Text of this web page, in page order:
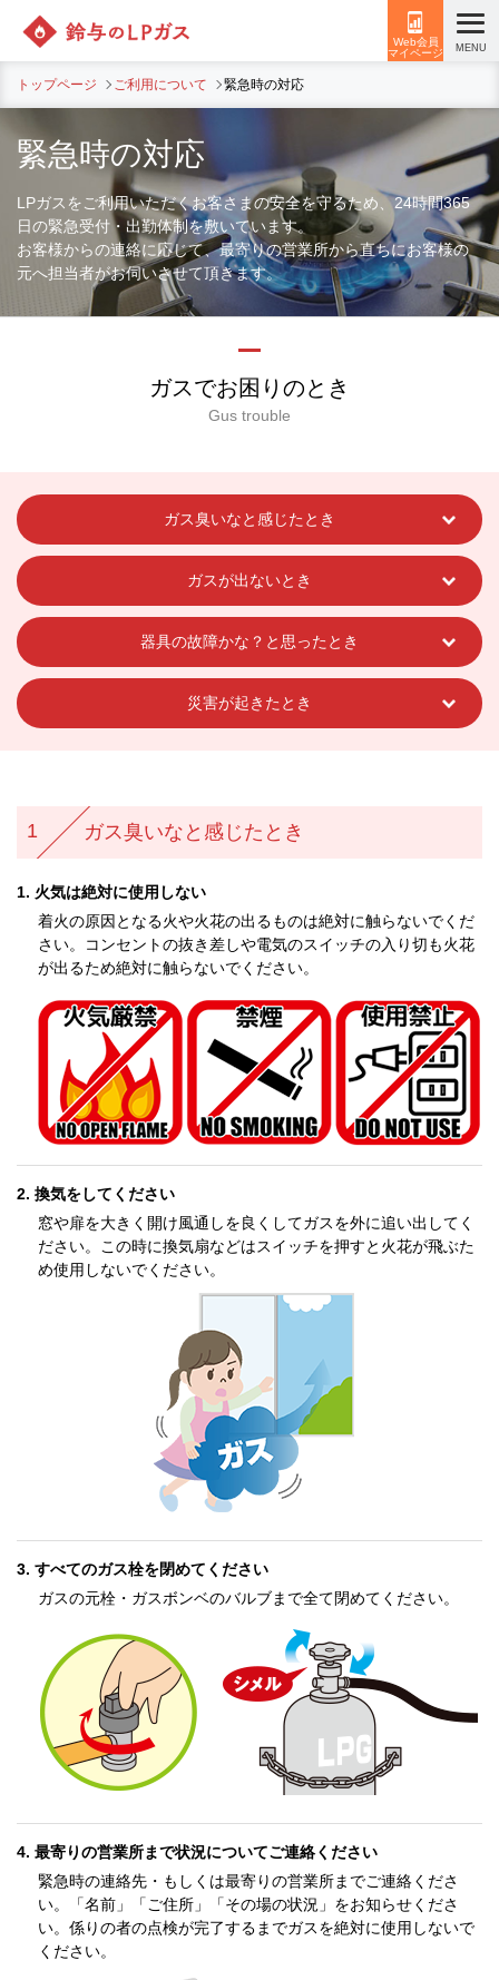
Web会員
マイページ
MENU
トップページ ご利用について 緊急時の対応
緊急時の対応
LPガスをご利用いただくお客さまの安全を守るため、24時間365
日の緊急受付・出勤体制を敷いています。
お客様からの連絡に応じて、最寄りの営業所から直ちにお客様の
元へ担当者がお伺いさせて頂きます。
ガスでお困りのとき
Gus trouble
ガス臭いなと感じたとき
ガスが出ないとき
器具の故障かな？と思ったとき
災害が起きたとき
1 ガス臭いなと感じたとき
火気は絶対に使用しない
着火の原因となる火や火花の出るものは絶対に触らないでくだ
さい。コンセントの抜き差しや電気のスイッチの入り切も火花
が出るため絶対に触らないでください。
換気をしてください
窓や扉を大きく開け風通しを良くしてガスを外に追い出してく
ださい。この時に換気扇などはスイッチを押すと火花が飛ぶた
め使用しないでください。
すべてのガス栓を閉めてください
ガスの元栓・ガスボンベのバルブまで全て閉めてください。
最寄りの営業所まで状況についてご連絡ください
緊急時の連絡先・もしくは最寄りの営業所までご連絡くださ
い。「名前」「ご住所」「その場の状況」をお知らせくださ
い。係りの者の点検が完了するまでガスを絶対に使用しないで
ください。